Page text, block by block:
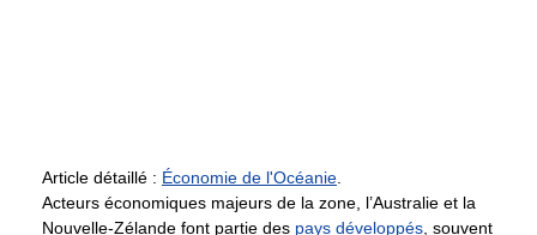
Article détaillé : Économie de l'Océanie
Acteurs économiques majeurs de la zone, l’Australie et la
Nouvelle-Zélande font partie des pays développés , souvent